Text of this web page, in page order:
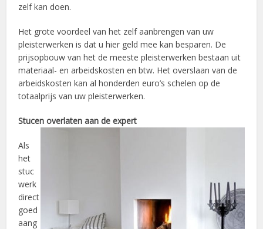
zelf kan doen.
Het grote voordeel van het zelf aanbrengen van uw
pleisterwerken is dat u hier geld mee kan besparen. De
prijsopbouw van het de meeste pleisterwerken bestaan uit
materiaal- en arbeidskosten en btw. Het overslaan van de
arbeidskosten kan al honderden euro’s schelen op de
totaalprijs van uw pleisterwerken.
Stucen overlaten aan de expert
Als
het
stuc
werk
direct
goed
aang